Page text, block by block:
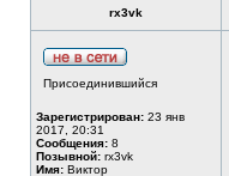
rx3vk
Присоединившийся
Зарегистрирован: 23 янв
2017, 20:31
Сообщения: 8
Позывной: rx3vk
Имя: Виктор